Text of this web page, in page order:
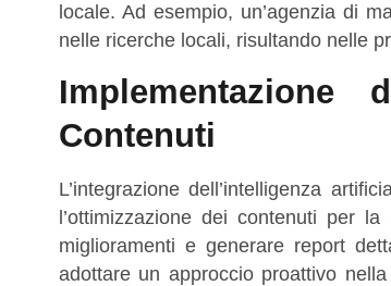
locale. Ad esempio, un’agenzia di
nelle ricerche locali, risultando nelle
Contenuti
L’integrazione dell’intelligenza
l’ottimizzazione dei contenuti per la
miglioramenti e generare report
adottare un approccio proattivo